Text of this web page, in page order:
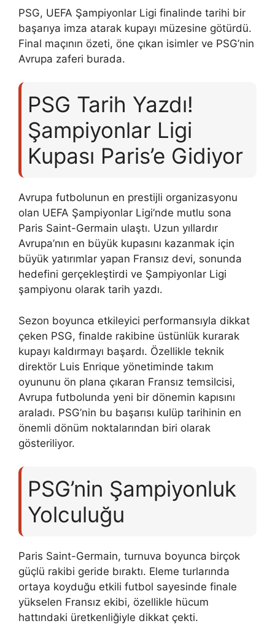
PSG, UEFA Şampiyonlar Ligi finalinde tarihi bir
başarıya imza atarak kupayı müzesine götürdü.
Final maçının özeti, öne çıkan isimler ve PSG’nin
Avrupa zaferi burada.
PSG Tarih Yazdı!
Şampiyonlar Ligi
Kupası Paris’e Gidiyor
Avrupa futbolunun en prestijli organizasyonu
olan UEFA Şampiyonlar Ligi’nde mutlu sona
Paris Saint-Germain ulaştı. Uzun yıllardır
Avrupa’nın en büyük kupasını kazanmak için
büyük yatırımlar yapan Fransız devi, sonunda
hedefini gerçekleştirdi ve Şampiyonlar Ligi
şampiyonu olarak tarih yazdı.
Sezon boyunca etkileyici performansıyla dikkat
çeken PSG, finalde rakibine üstünlük kurarak
kupayı kaldırmayı başardı. Özellikle teknik
direktör Luis Enrique yönetiminde takım
oyununu ön plana çıkaran Fransız temsilcisi,
Avrupa futbolunda yeni bir dönemin kapısını
araladı. PSG’nin bu başarısı kulüp tarihinin en
önemli dönüm noktalarından biri olarak
gösteriliyor.
PSG’nin Şampiyonluk
Yolculuğu
Paris Saint-Germain, turnuva boyunca birçok
güçlü rakibi geride bıraktı. Eleme turlarında
ortaya koyduğu etkili futbol sayesinde finale
yükselen Fransız ekibi, özellikle hücum
hattındaki üretkenliğiyle dikkat çekti.